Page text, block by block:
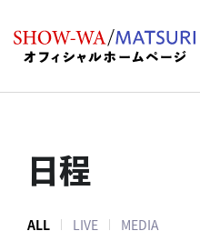
日程
ALL LIVE MEDIA